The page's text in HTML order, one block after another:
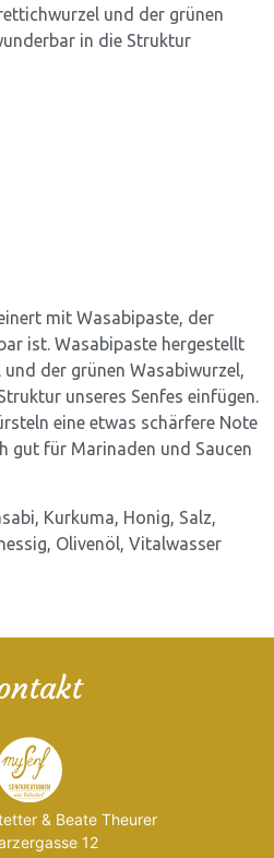
und der grünen
in die Struktur
mit Wasabipaste, der
ist. Wasabipaste hergestellt
der grünen Wasabiwurzel,
unseres Senfes einfügen.
eine etwas schärfere Note
gut für Marinaden und Saucen
Kurkuma, Honig, Salz,
Olivenöl, Vitalwasser
& Beate Theurer
12